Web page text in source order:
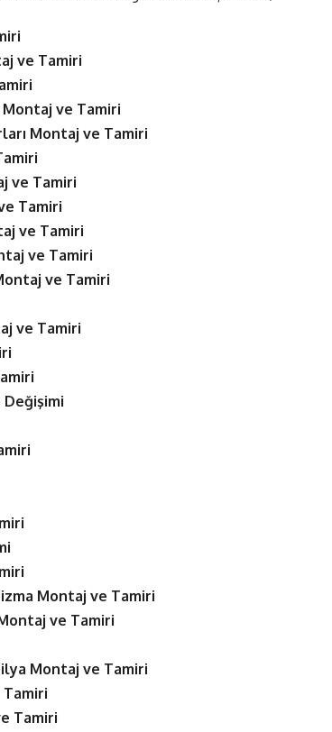
ve Tamiri
Montaj ve Tamiri
Montaj ve Tamiri
ve Tamiri
Tamiri
ve Tamiri
ve Tamiri
ve Tamiri
ve Tamiri
Değişimi
Montaj ve Tamiri
ve Tamiri
Montaj ve Tamiri
Tamiri
Tamiri